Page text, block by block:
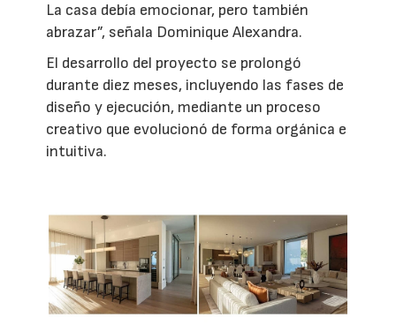
La casa debía emocionar, pero también
abrazar”, señala Dominique Alexandra.
El desarrollo del proyecto se prolongó
durante diez meses, incluyendo las fases de
diseño y ejecución, mediante un proceso
creativo que evolucionó de forma orgánica e
intuitiva.